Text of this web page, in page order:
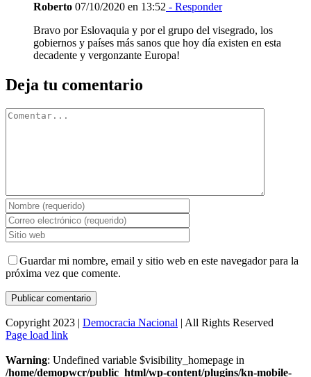
Roberto 07/10/2020 en 13:52 - Responder
Bravo por Eslovaquia y por el grupo del visegrado, los
gobiernos y países más sanos que hoy día existen en esta
decadente y vergonzante Europa!
Deja tu comentario
Comentar
Guardar mi nombre, email y sitio web en este navegador para la
próxima vez que comente.
Copyright 2023 | Democracia Nacional | All Rights Reserved
Facebook
Twitter
Instagram
Page load link
Warning: Undefined variable $visibility_homepage in
/home/demopwcr/public_html/wp-content/plugins/kn-mobile-